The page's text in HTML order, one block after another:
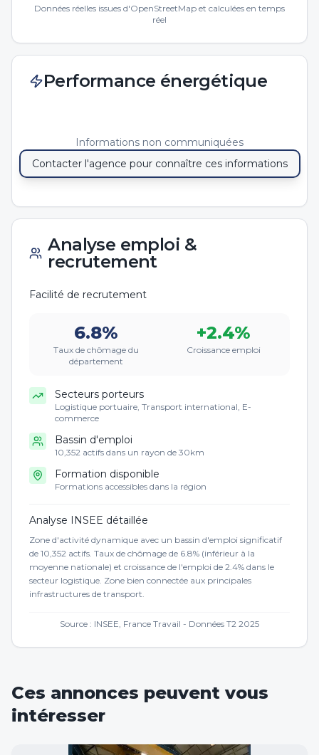
Données réelles issues d'OpenStreetMap et calculées en temps
réel
Performance énergétique
Informations non communiquées
Contacter l'agence pour connaître ces informations
Analyse emploi &
recrutement
Facilité de recrutement
6.8%
Taux de chômage du
département
+2.4%
Croissance emploi
Secteurs porteurs
Logistique portuaire, Transport international, E-
commerce
Bassin d'emploi
10,352 actifs dans un rayon de 30km
Formation disponible
Formations accessibles dans la région
Analyse INSEE détaillée
Zone d'activité dynamique avec un bassin d'emploi significatif
de 10,352 actifs. Taux de chômage de 6.8% (inférieur à la
moyenne nationale) et croissance de l'emploi de 2.4% dans le
secteur logistique. Zone bien connectée aux principales
infrastructures de transport.
Source : INSEE, France Travail - Données T2 2025
Ces annonces peuvent vous
intéresser